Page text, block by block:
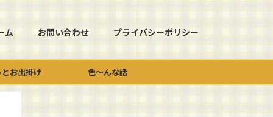
ム お問い合わせ プライバシーポリシー
お出掛け 色～んな話